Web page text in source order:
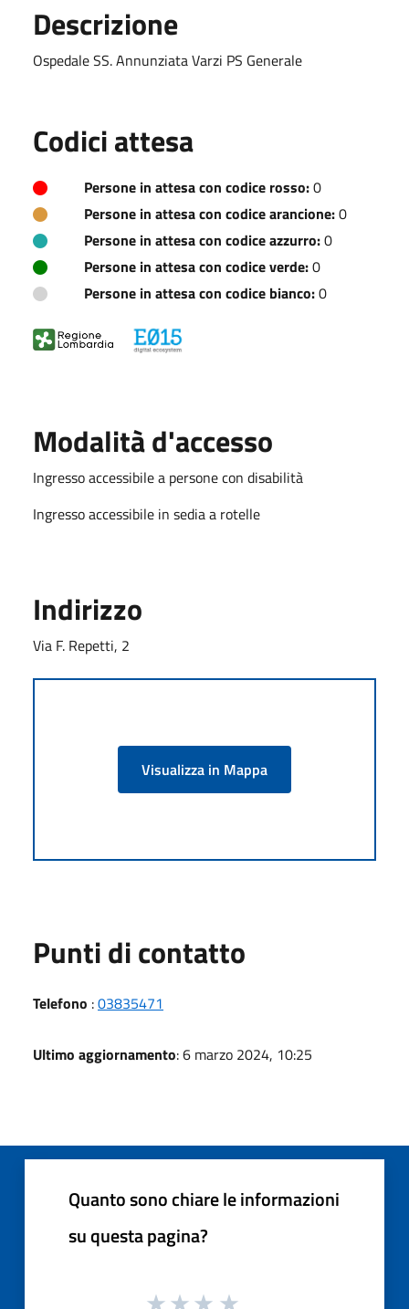
Descrizione
Ospedale SS. Annunziata Varzi PS Generale
Codici attesa
Persone in attesa con codice rosso:0
Persone in attesa con codice arancione:0
Persone in attesa con codice azzurro:0
Persone in attesa con codice verde:0
Persone in attesa con codice bianco:0
Modalità d'accesso
Ingresso accessibile a persone con disabilità
Ingresso accessibile in sedia a rotelle
Indirizzo
Via F. Repetti, 2
Visualizza in Mappa
Punti di contatto
Telefono :03835471
Ultimo aggiornamento: 6 marzo 2024, 10:25
Quanto sono chiare le informazioni
su questa pagina?